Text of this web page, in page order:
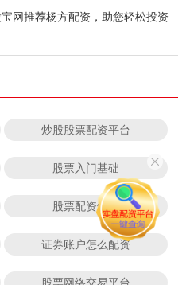
网推荐杨方配资，助您轻松投资
炒股股票配资平台
股票入门基础
股票配资炒股
证券账户怎么配资